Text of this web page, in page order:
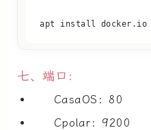
apt install docker.io
七、端口：
CasaOS：80
Cpolar：9200